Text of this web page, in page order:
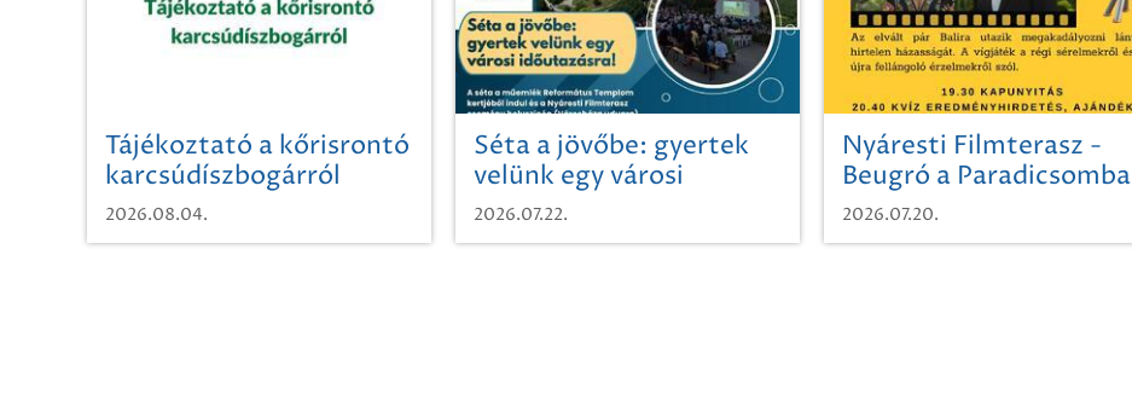
Tájékoztató a kőrisrontó
karcsúdíszbogárról
2026.08.04.
Séta a jövőbe: gyertek
velünk egy városi
időutazásra!
2026.07.22.
Nyáresti Filmterasz -
Beugró a Paradicsomba
2026.07.20.